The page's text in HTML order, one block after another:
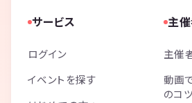
サービス
ログイン
イベントを探す
主
主催
動画
のコツ